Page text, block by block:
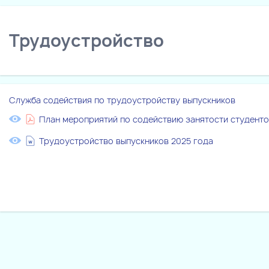
Трудоустройство
Служба содействия по трудоустройству выпускников
План мероприятий по содействию занятости
Трудоустройство выпускников 2025 года